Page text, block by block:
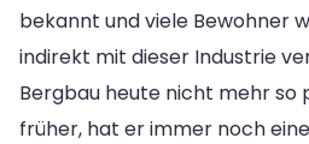
bekannt und viele Bewohner
indirekt mit dieser Industrie
Bergbau heute nicht mehr so
früher, hat er immer noch